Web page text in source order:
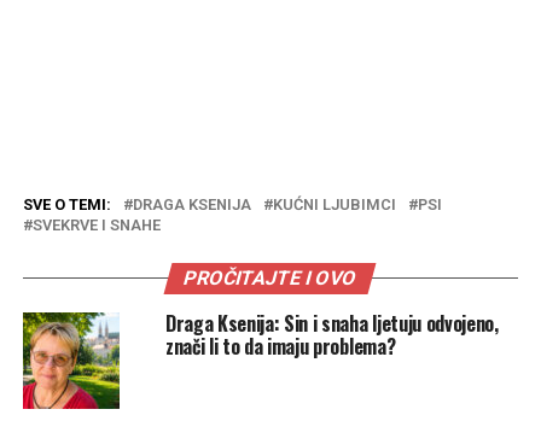
SVE O TEMI: DRAGA KSENIJA KUĆNI LJUBIMCI
PSI
SVEKRVE I SNAHE
PROČITAJTE I OVO
Draga Ksenija: Sin i snaha ljetuju odvojeno,
znači li to da imaju problema?